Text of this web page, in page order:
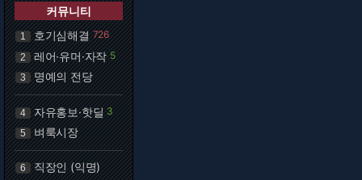
커뮤니티
1 호기심해결 726
2 레어·유머·자작 5
3 명예의 전당
4 자유홍보·핫딜 3
5 벼룩시장
6 직장인 (익명)